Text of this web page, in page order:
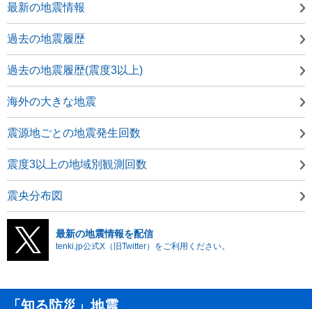
最新の地震情報
過去の地震履歴
過去の地震履歴(震度3以上)
海外の大きな地震
震源地ごとの地震発生回数
震度3以上の地域別観測回数
震央分布図
最新の地震情報を配信
tenki.jp公式X（旧Twitter）をご利用ください。
「知る防災」地震